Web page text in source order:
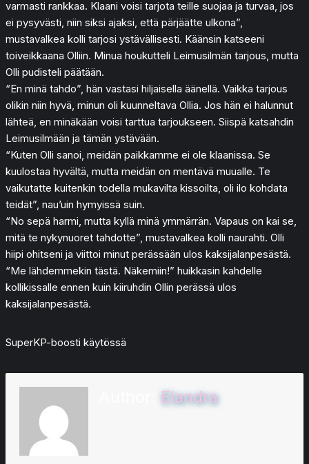
varmasti rankkaa. Klaani voisi tarjota teille suojaa ja turvaa, jos
ei pysyvästi, niin siksi ajaksi, että pärjäätte ulkona”,
mustavalkea kolli tarjosi ystävällisesti. Käänsin katseeni
toiveikkaana Olliin. Minua houkutteli Leimusilmän tarjous, mutta
Olli pudisteli päätään.
“En minä tahdo”, hän vastasi hiljaisella äänellä. Vaikka tarjous
olikin niin hyvä, minun oli kuunneltava Ollia. Jos hän ei halunnut
lähteä, en minäkään voisi tarttua tarjoukseen. Siispä katsahdin
Leimusilmään ja tämän ystävään.
“Kuten Olli sanoi, meidän paikkamme ei ole klaanissa. Se
kuulostaa hyvältä, mutta meidän on mentävä muualle. Te
vaikutatte kuitenkin todella mukavilta kissoilta, oli ilo kohdata
teidät”, nau’uin hymyissä suin.
“No sepä harmi, mutta kyllä minä ymmärrän. Vapaus on kai se,
mitä te nykynuoret tahdotte”, mustavalkea kolli naurahti. Olli
hiipi ohitseni ja viittoi minut perässään ulos kaksijalanpesästä.
“Me lähdemmekin tästä. Näkemiin!” huikkasin kahdelle
kollikissalle ennen kuin kiiruhdin Ollin perässä ulos
kaksijalanpesästä.
SuperKP-boosti käytössä
Elandra